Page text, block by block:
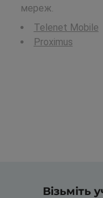
мереж.
Telenet Mobile
Proximus
Візьміть